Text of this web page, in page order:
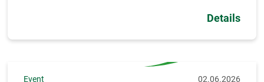
Details
Event 02.06.2026